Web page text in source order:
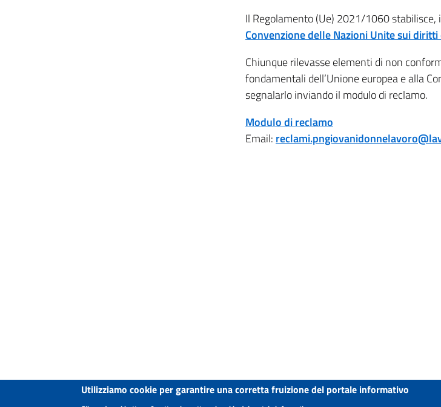
Il Regolamento (Ue) 2021/1060 stabilisce,
Convenzione delle Nazioni Unite sui
Chiunque rilevasse elementi di non
fondamentali dell’Unione europea e alla
segnalarlo inviando il modulo di reclamo.
Modulo di reclamo
Email:
Utilizziamo cookie per garantire una corretta fruizione del portale informativo